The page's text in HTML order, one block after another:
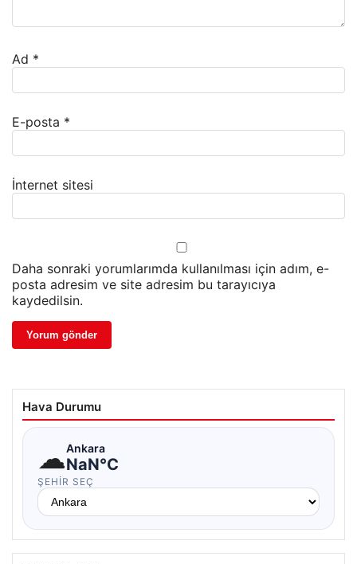
Ad *
E-posta *
İnternet sitesi
Daha sonraki yorumlarımda kullanılması için adım, e-
posta adresim ve site adresim bu tarayıcıya
kaydedilsin.
Hava Durumu
☁Ankara
NaN°C
ŞEHIR SEÇ